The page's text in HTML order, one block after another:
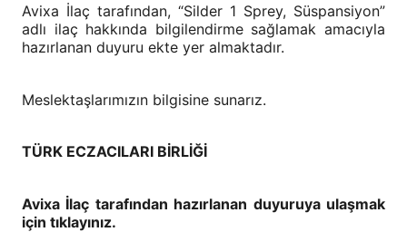
Avixa İlaç tarafından, “Silder 1 Sprey, Süspansiyon”
adlı ilaç hakkında bilgilendirme sağlamak amacıyla
hazırlanan duyuru ekte yer almaktadır.
Meslektaşlarımızın bilgisine sunarız.
TÜRK ECZACILARI BİRLİĞİ
Avixa İlaç tarafından hazırlanan duyuruya ulaşmak
için tıklayınız.